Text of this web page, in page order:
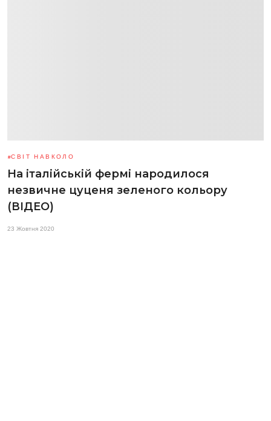
СВІТ НАВКОЛО
На італійській фермі народилося
незвичне цуценя зеленого кольору
(ВІДЕО)
23 Жовтня 2020